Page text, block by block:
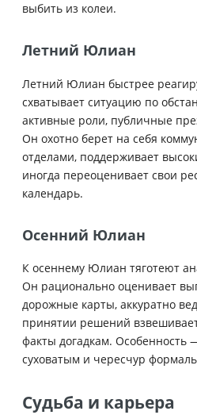
выбить из колеи.
Летний Юлиан
Летний Юлиан быстрее
схватывает ситуацию по
активные роли, публичные
Он охотно берет на себя
отделами, поддерживает
иногда переоценивает свои
календарь.
Осенний Юлиан
К осеннему Юлиан тяготеют
Он рационально оценивает
дорожные карты, аккуратно
принятии решений
факты догадкам. Особенность
суховатым и чересчур
Судьба и карьера